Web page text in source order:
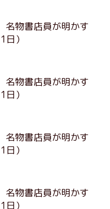
物書店員が明かす
日）
物書店員が明かす
日）
物書店員が明かす
日）
物書店員が明かす
日）